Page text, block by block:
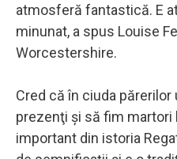
atmosferă fantastică. E
minunat, a spus Louise
Worcestershire.
Cred că în ciuda părerilor
prezenţi şi să fim martori
important din istoria